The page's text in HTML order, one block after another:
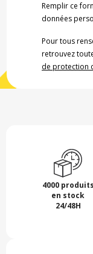
Remplir ce
données
Pour tous
retrouvez
de protection
4000 produits
en stock
24/48H